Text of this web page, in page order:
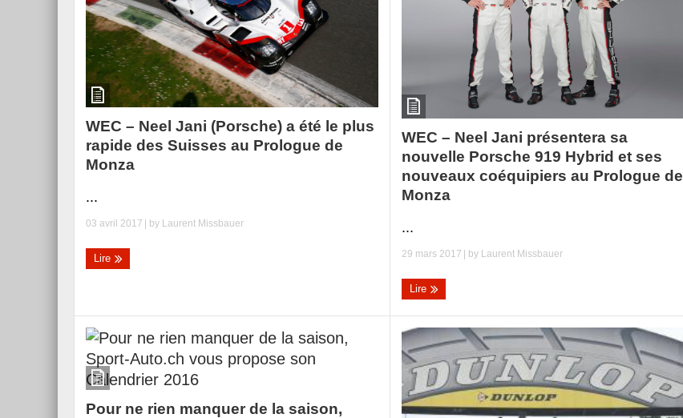
WEC – Neel Jani (Porsche) a été le plus
rapide des Suisses au Prologue de
Monza
...
03 avril 2017 | by Laurent Missbauer
Lire
WEC – Neel Jani présentera sa
nouvelle Porsche 919 Hybrid et ses
nouveaux coéquipiers au Prologue de
Monza
...
29 mars 2017 | by Laurent Missbauer
Lire
Pour ne rien manquer de la saison,